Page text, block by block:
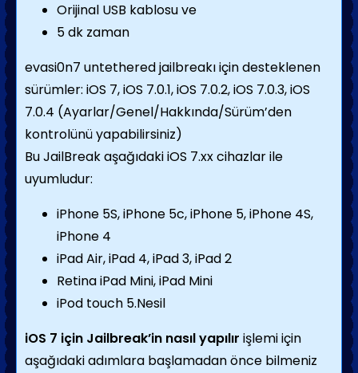
Orijinal USB kablosu ve
5 dk zaman
evasi0n7 untethered jailbreakı için desteklenen
sürümler: iOS 7, iOS 7.0.1, iOS 7.0.2, iOS 7.0.3, iOS
7.0.4 (Ayarlar/Genel/Hakkında/Sürüm’den
kontrolünü yapabilirsiniz)
Bu JailBreak aşağıdaki iOS 7.xx cihazlar ile
uyumludur:
iPhone 5S, iPhone 5c, iPhone 5, iPhone 4S,
iPhone 4
iPad Air, iPad 4, iPad 3, iPad 2
Retina iPad Mini, iPad Mini
iPod touch 5.Nesil
iOS 7 için Jailbreak’in nasıl yapılır işlemi için
aşağıdaki adımlara başlamadan önce bilmeniz